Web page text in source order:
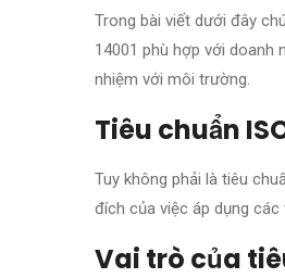
Trong bài viết dưới đây
14001 phù hợp với doanh
nhiệm với môi trường.
Tiêu chuẩn
Tuy không phải là tiêu
đích của việc áp dụng
Vai trò của